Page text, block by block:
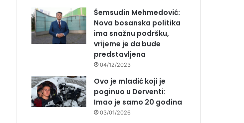
Šemsudin Mehmedović:
Nova bosanska politika
ima snažnu podršku,
vrijeme je da bude
predstavljena
04/12/2023
Ovo je mladić koji je
poginuo u Derventi:
Imao je samo 20 godina
03/01/2026